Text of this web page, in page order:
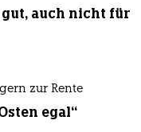
auch nicht für
zur Rente
egal“